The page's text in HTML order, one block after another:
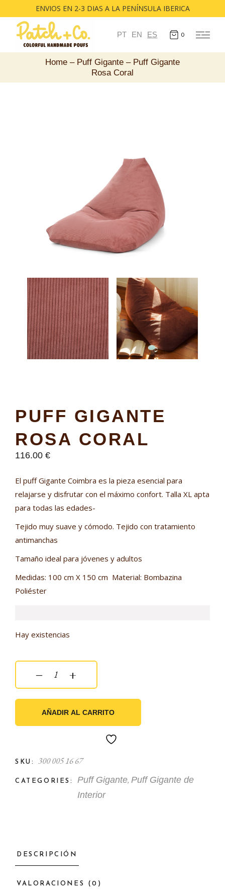
ENVIOS EN 2-3 DIAS A LA PENÍNSULA IBERICA
PT EN ES 0
Home Puff Gigante
Puff Gigante
Rosa Coral
PUFF GIGANTE
ROSA CORAL
116.00 €
El puff Gigante Coimbra es la pieza esencial para
relajarse y disfrutar con el máximo confort. Talla XL apta
para todas las edades-
Tejido muy suave y cómodo. Tejido con tratamiento
antimanchas
Tamaño ideal para jóvenes y adultos
Medidas: 100 cm X 150 cm Material: Bombazina
Poliéster
Hay existencias
Puff Gigante Rosa Coral quantity
‒ +
AÑADIR AL CARRITO
SKU: 300 005 16 67
CATEGORIES: Puff Gigante, Puff Gigante de
Interior
DESCRIPCIÓN
VALORACIONES (0)